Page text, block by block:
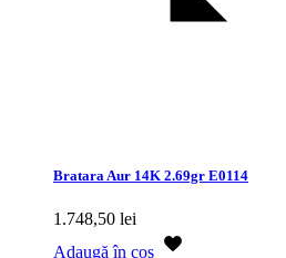
Bratara Aur 14K 2.69gr E0114
1.748,50 lei
Adaugă în coș